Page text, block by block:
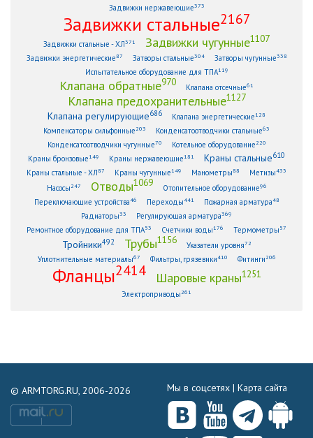
Задвижки нержавеющие373
Задвижки стальные2167
Задвижки стальные - ХЛ371 Задвижки чугунные1107
Задвижки энергетические87 Затворы стальные304 Затворы чугунные338
Испытательное оборудование для ТПА119
Клапана обратные970 Клапана отсечные61
Клапана предохранительные1127
Клапана регулирующие686 Клапана энергетические128
Компенсаторы сильфонные 203 Конденсатоотводчики стальные63
Конденсатоотводчики чугунные70 Котельное оборудование 220
Краны бронзовые149 Краны нержавеющие181 Краны стальные610
Краны стальные - ХЛ87 Краны чугунные149 Манометры88 Метизы433
Насосы 247 Отводы1069 Отопительное оборудование96
Переключающие устройства46 Переходы441 Пожарная арматура48
Радиаторы33 Регулирующая арматура369
Ремонтное оборудование для ТПА53 Счетчики воды176 Термометры 57
Тройники492 Трубы1156 Указатели уровня72
Уплотнительные материалы67 Фильтры, грязевики410 Фитинги 206
Фланцы2414 Шаровые краны1251
Электроприводы 261
© ARMTORG.RU, 2006-2026 Мы в соцсетях | Карта сайта